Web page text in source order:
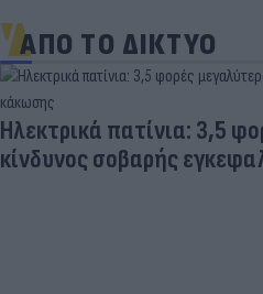
ΑΠΟ ΤΟ ΔΙΚΤΥΟ
Ηλεκτρικά πατίνια: 3,5
κίνδυνος σοβαρής